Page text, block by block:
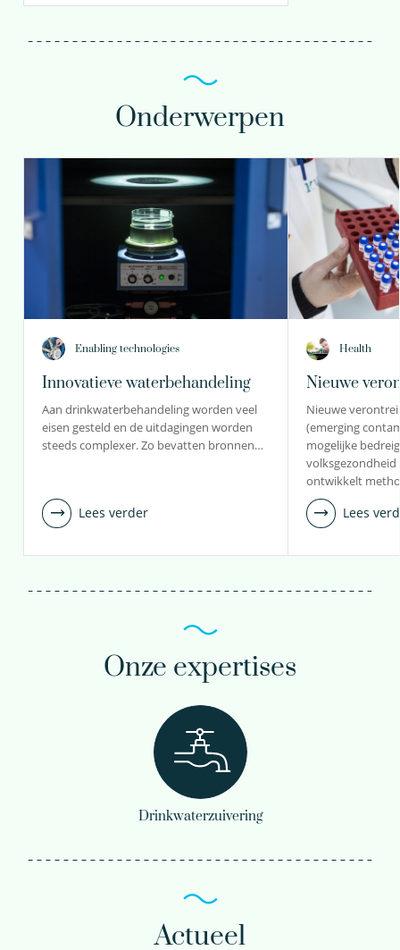
Onderwerpen
Enabling technologies
Innovatieve waterbehandeling
Aan drinkwaterbehandeling worden veel
eisen gesteld en de uitdagingen worden
steeds complexer. Zo bevatten bronnen…
Lees verder
Health
Nieuwe
Nieuwe
(emerging
mogelijke
volksgezondheid
ontwikkelt
Lees
Onze expertises
Drinkwaterzuivering
Actueel